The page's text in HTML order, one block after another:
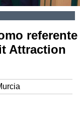
referente
Attraction